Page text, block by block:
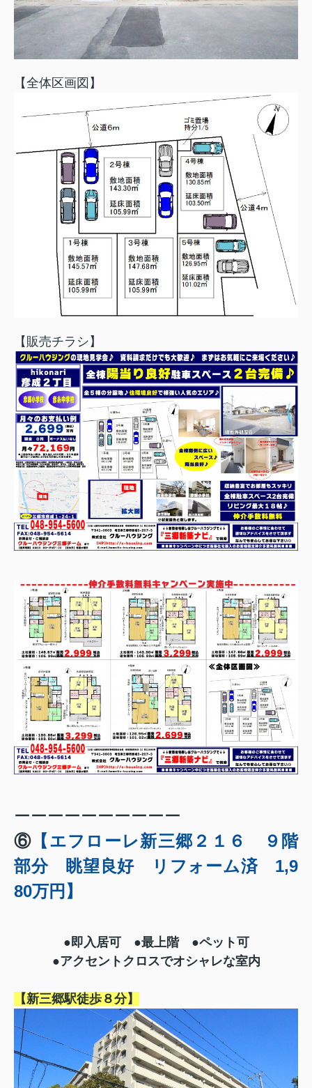
【全体区画図】
【販売チラシ】
ーーーーーーーーーー
⑥ 【エフローレ新三郷２１６ ９階
部分 眺望良好 リフォーム済 1,9
80万円】
●即入居可 ●最上階 ●ペット可
●アクセントクロスでオシャレな室内
【新三郷駅徒歩８分】